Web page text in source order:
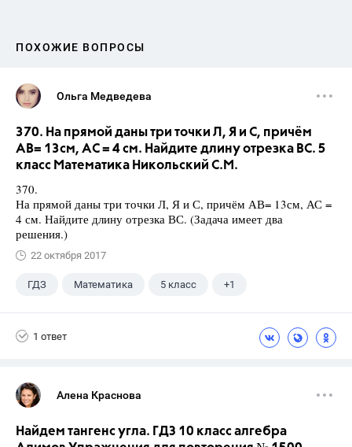
ПОХОЖИЕ ВОПРОСЫ
Ольга Медведева
370. На прямой даны три точки Л, Я и С, причём
АВ= 13см, АС = 4 см. Найдите длину отрезка ВС. 5
класс Математика Никольский С.М.
370.
На прямой даны три точки Л, Я и С, причём АВ= 13см, АС =
4 см. Найдите длину отрезка ВС. (Задача имеет два
решения.)
22 октября 2017
ГДЗ Математика 5 класс +1
1 ответ
Алена Краснова
Найдем тангенс угла. ГДЗ 10 класс алгебра